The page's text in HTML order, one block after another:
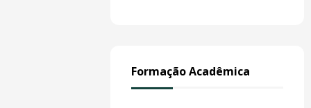
Formação Acadêmica